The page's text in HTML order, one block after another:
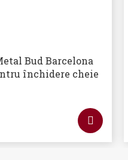
Bud Barcelona
închidere cheie